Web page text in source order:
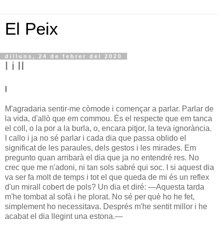
El Peix
dilluns, 24 de febrer del 2020
I i II
M'agradaria sentir-me còmode i començar a parlar. Parlar de
la vida, d'allò que em commou. És el respecte que em tanca
el coll, o la por a la burla, o, encara pitjor, la teva ignorància.
I callo i ja no sé parlar i cada dia que passa oblido el
significat de les paraules, dels gestos i les mirades. Em
pregunto quan arribarà el dia que ja no entendré res. No
crec que me n'adoni, ni tan sols sabré qui soc. I si aquest dia
va ser fa molt de temps i tot el que queda de mi és un reflex
d'un mirall cobert de pols? Un dia et diré: —Aquesta tarda
m'he tombat al sofà i he plorat. No sé per què ho he fet,
simplement ho necessitava. Després m'he sentit millor i he
acabat el dia llegint una estona.—